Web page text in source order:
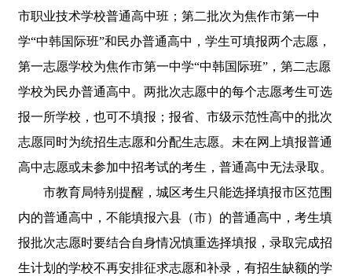
市职业技术学校普通高中班；第二批次为焦作市第一中
学“中韩国际班”和民办普通高中，学生可填报两个志愿，
第一志愿学校为焦作市第一中学“中韩国际班”，第二志愿
学校为民办普通高中。两批次志愿中的每个志愿考生可选
报一所学校，也可不填报；报省、市级示范性高中的批次
志愿同时为统招生志愿和分配生志愿。未在网上填报普通
高中志愿或未参加中招考试的考生，普通高中无法录取。
市教育局特别提醒，城区考生只能选择填报市区范围
内的普通高中，不能填报六县（市）的普通高中，考生填
报批次志愿时要结合自身情况慎重选择填报，录取完成招
生计划的学校不再安排征求志愿和补录，有招生缺额的学